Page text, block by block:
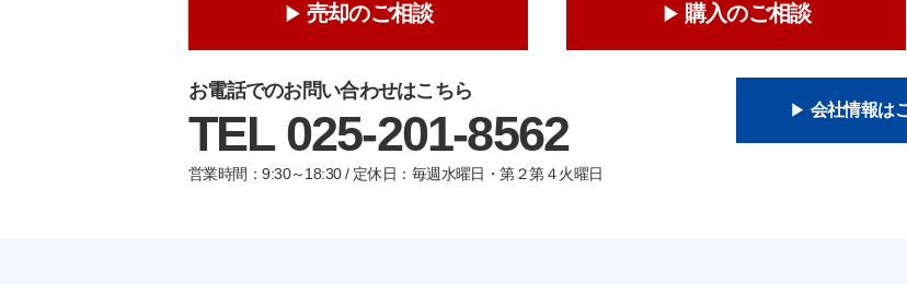
売却のご相談 購入のご相談
お電話でのお問い合わせはこちら
TEL 025-201-8562
営業時間：9:30～18:30 / 定休日：毎週水曜日・第２第４火曜日
会社情報は